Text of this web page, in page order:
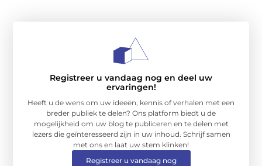
Registreer u vandaag nog en deel uw
ervaringen!
Heeft u de wens om uw ideeën, kennis of verhalen met een
breder publiek te delen? Ons platform biedt u de
mogelijkheid om uw blog te publiceren en te delen met
lezers die geïnteresseerd zijn in uw inhoud. Schrijf samen
met ons en laat uw stem klinken!
Registreer u vandaag nog